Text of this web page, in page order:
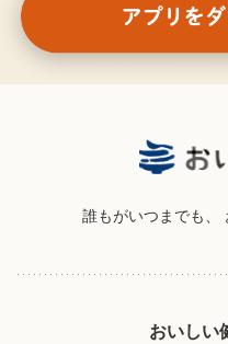
誰もがいつまでも、
おいしい